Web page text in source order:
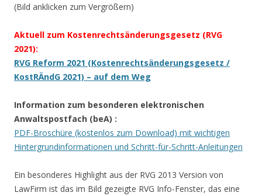
(Bild anklicken zum Vergrößern)
Aktuell zum Kostenrechtsänderungsgesetz (RVG
2021):
RVG Reform 2021 (Kostenrechtsänderungsgesetz /
KostRÄndG 2021) – auf dem Weg
Information zum besonderen elektronischen
Anwaltspostfach (beA) :
PDF-Broschüre (kostenlos zum Download) mit wichtigen
Hintergrundinformationen und Schritt-für-Schritt-Anleitungen
Ein besonderes Highlight aus der RVG 2013 Version von
LawFirm ist das im Bild gezeigte RVG Info-Fenster, das eine